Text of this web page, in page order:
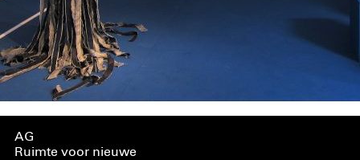
AG
Ruimte voor nieuwe